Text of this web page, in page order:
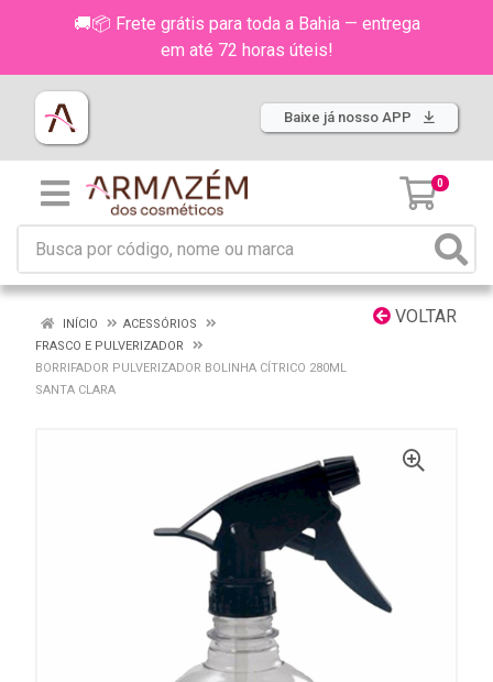
🚚📦 Frete grátis para toda a Bahia — entrega
em até 72 horas úteis!
Baixe já nosso APP
0
VOLTAR
INÍCIO
ACESSÓRIOS
FRASCO E PULVERIZADOR
BORRIFADOR PULVERIZADOR BOLINHA CÍTRICO 280ML
SANTA CLARA